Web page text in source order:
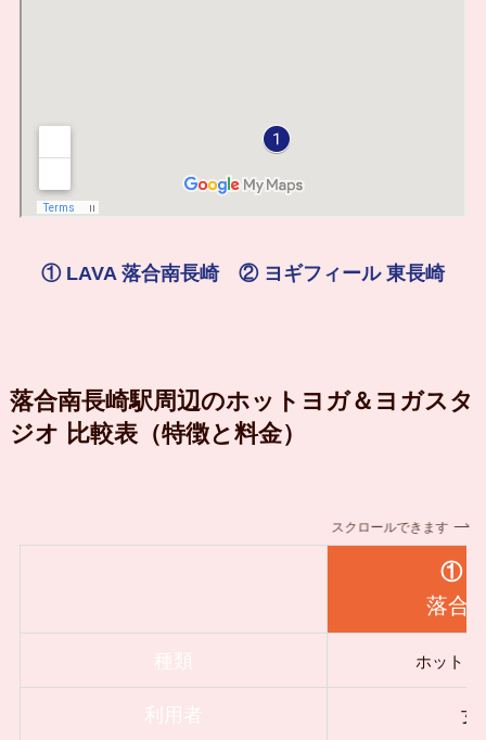
① LAVA 落合南長崎 ② ヨギフィール 東長崎
落合南長崎駅周辺のホットヨガ＆ヨガスタ
ジオ 比較表（特徴と料金）
スクロールできます
①
落合
ホットヨ
女